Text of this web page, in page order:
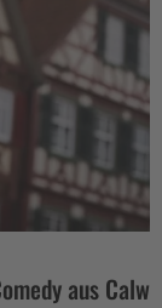
aus Calw